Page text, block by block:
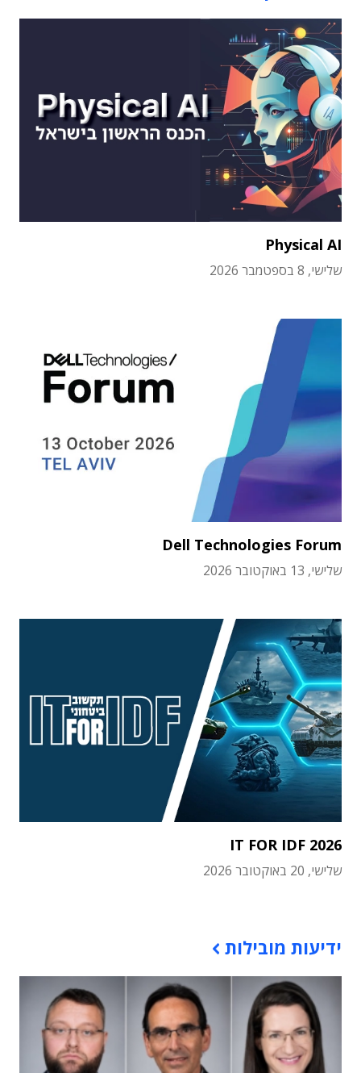
Physical AI
שלישי, 8 בספטמבר 2026
Dell Technologies Forum
שלישי, 13 באוקטובר 2026
IT FOR IDF 2026
שלישי, 20 באוקטובר 2026
ידיעות מובילות